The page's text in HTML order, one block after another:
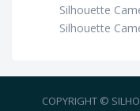
Silhouette
Silhouette
COPYRIGHT ©